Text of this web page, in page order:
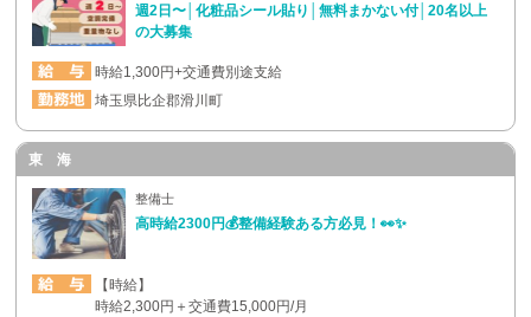
週2日〜│化粧品シール貼り│無料まかない付│20名以上
の大募集
時給1,300円+交通費別途支給
埼玉県比企郡滑川町
東 海
整備士
高時給2300円💰整備経験ある方必見！👀✨
【時給】
時給2,300円＋交通費15,000円/月